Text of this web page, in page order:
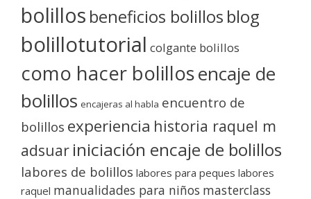
bolillos beneficios bolillos blog
bolillotutorial colgante bolillos
como hacer bolillosencaje de
bolillos encajeras al habla encuentro de
bolillos experiencia historia raquel m
adsuar iniciación encaje de bolillos
labores de bolillos labores para peques labores
raquel manualidades para niños masterclass